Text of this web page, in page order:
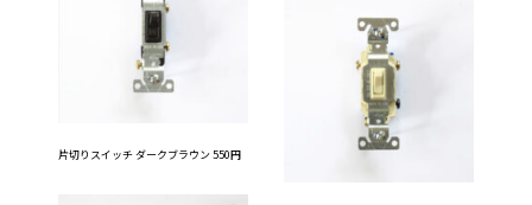
片切りスイッチ ダークブラウン 550円